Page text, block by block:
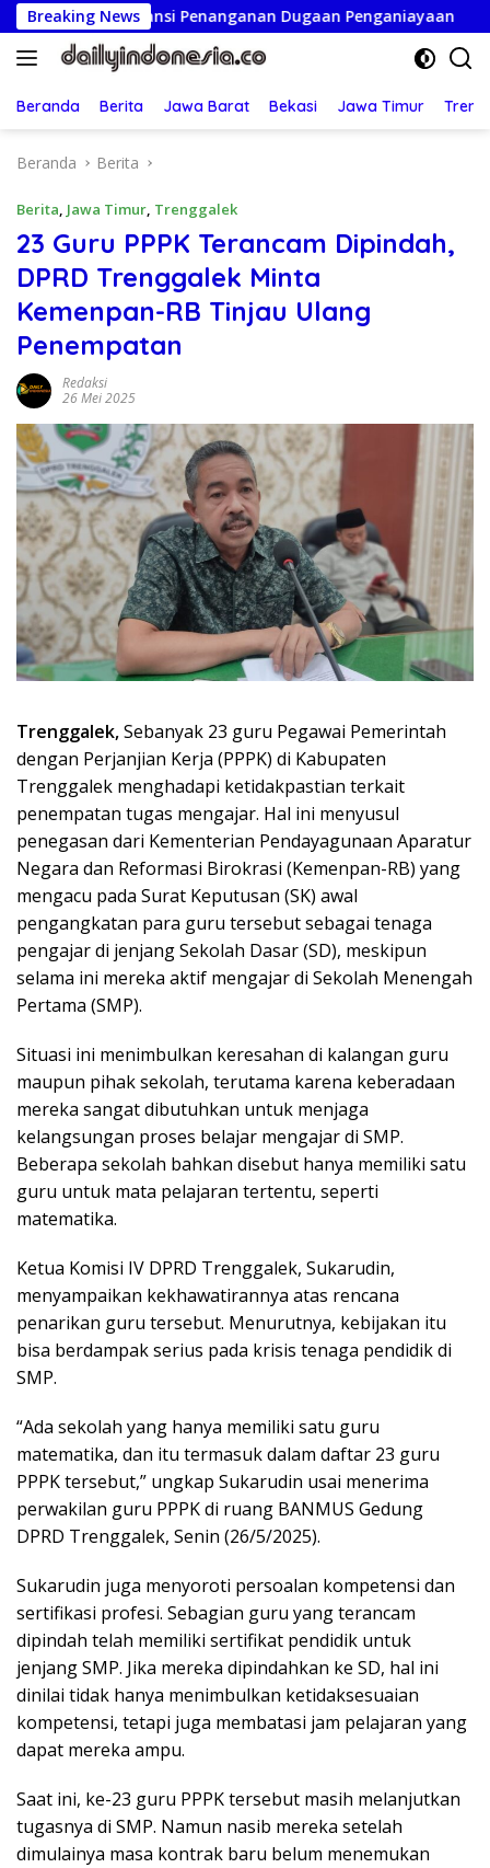
Langsung
ke
konten
Breaking News
Penanganan Dugaan Penganiayaan Ketua
Beranda Berita Jawa Barat Bekasi Jawa Timur
Beranda Berita
Berita, Jawa Timur, Trenggalek
23 Guru PPPK Terancam Dipindah,
DPRD Trenggalek Minta
Kemenpan-RB Tinjau Ulang
Penempatan
Redaksi
26 Mei 2025
Trenggalek,Sebanyak 23 guru Pegawai Pemerintah
dengan Perjanjian Kerja (PPPK) di Kabupaten
Trenggalek menghadapi ketidakpastian terkait
penempatan tugas mengajar. Hal ini menyusul
penegasan dari Kementerian Pendayagunaan Aparatur
Negara dan Reformasi Birokrasi (Kemenpan-RB) yang
mengacu pada Surat Keputusan (SK) awal
pengangkatan para guru tersebut sebagai tenaga
pengajar di jenjang Sekolah Dasar (SD), meskipun
selama ini mereka aktif mengajar di Sekolah Menengah
Pertama (SMP).
Situasi ini menimbulkan keresahan di kalangan guru
maupun pihak sekolah, terutama karena keberadaan
mereka sangat dibutuhkan untuk menjaga
kelangsungan proses belajar mengajar di SMP.
Beberapa sekolah bahkan disebut hanya memiliki satu
guru untuk mata pelajaran tertentu, seperti
matematika.
Ketua Komisi IV DPRD Trenggalek, Sukarudin,
menyampaikan kekhawatirannya atas rencana
penarikan guru tersebut. Menurutnya, kebijakan itu
bisa berdampak serius pada krisis tenaga pendidik di
SMP.
“Ada sekolah yang hanya memiliki satu guru
matematika, dan itu termasuk dalam daftar 23 guru
PPPK tersebut,” ungkap Sukarudin usai menerima
perwakilan guru PPPK di ruang BANMUS Gedung
DPRD Trenggalek, Senin (26/5/2025).
Sukarudin juga menyoroti persoalan kompetensi dan
sertifikasi profesi. Sebagian guru yang terancam
dipindah telah memiliki sertifikat pendidik untuk
jenjang SMP. Jika mereka dipindahkan ke SD, hal ini
dinilai tidak hanya menimbulkan ketidaksesuaian
kompetensi, tetapi juga membatasi jam pelajaran yang
dapat mereka ampu.
Saat ini, ke-23 guru PPPK tersebut masih melanjutkan
tugasnya di SMP. Namun nasib mereka setelah
dimulainya masa kontrak baru belum menemukan